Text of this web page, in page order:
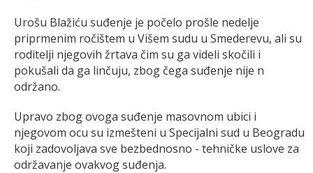
Urošu Blažiću suđenje je počelo prošle nedelje
priprmenim ročištem u Višem sudu u Smederevu, ali su
roditelji njegovih žrtava čim su ga videli skočili i
pokušali da ga linčuju, zbog čega suđenje nije n
održano.
Upravo zbog ovoga suđenje masovnom ubici i
njegovom ocu su izmešteni u Specijalni sud u Beogradu
koji zadovoljava sve bezbednosno - tehničke uslove za
održavanje ovakvog suđenja.